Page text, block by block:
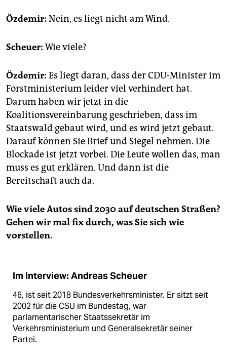
Özdemir: Nein, es liegt nicht am Wind.
Scheuer: Wie viele?
Özdemir: Es liegt daran, dass der CDU-Minister im
Forstministerium leider viel verhindert hat.
Darum haben wir jetzt in die
Koalitionsvereinbarung geschrieben, dass im
Staatswald gebaut wird, und es wird jetzt gebaut.
Darauf können Sie Brief und Siegel nehmen. Die
Blockade ist jetzt vorbei. Die Leute wollen das, man
muss es gut erklären. Und dann ist die
Bereitschaft auch da.
Wie viele Autos sind 2030 auf deutschen Straßen?
Gehen wir mal fix durch, was Sie sich wie
vorstellen.
Im Interview: Andreas Scheuer
46, ist seit 2018 Bundes­verkehrsminister. Er sitzt seit
2002 für die CSU im Bundestag, war
parlamentarischer Staatssekretär im
Verkehrsministerium und Generalsekretär seiner
Partei.